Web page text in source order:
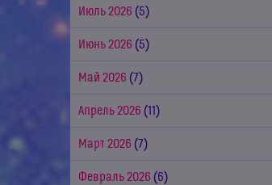
Июль 2026 (5)
Июнь 2026 (5)
Май 2026 (7)
Апрель 2026 (11)
Март 2026 (7)
Февраль 2026 (6)